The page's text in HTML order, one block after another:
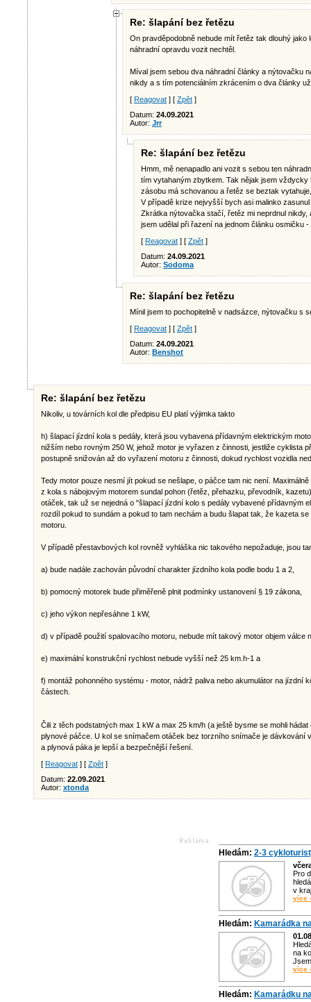
Re: šlapání bez řetězu
On pravděpodobně nebude mít řetěz tak dlouhý
náhradní opravdu vozit nechtěl.
Míval jsem sebou dva náhradní články a nýtovačku
nikdy a s tím potenciálním zkrácením o dva články
[ Reagovat ] [ Zpět ]
Datum: 24.09.2021
Autor: Jrr
Re: šlapání bez řetězu
Hmm, mě nenapadlo ani vozit s sebou ten
tím vytahaným zbytkem. Tak nějak jsem vždycky
zásobu má schovanou a řetěz se beztak
V případě krize nejvyšší bych asi malinko
Zkrátka nýtovačka stačí, řetěz mi neprdnul
jsem udělal při řazení na jednom článku osmičku
[ Reagovat ] [ Zpět ]
Datum: 24.09.2021
Autor: Sodoma
Re: šlapání bez řetězu
Mínil jsem to pochopitelně v nadsázce, nýtovačku s
[ Reagovat ] [ Zpět ]
Datum: 24.09.2021
Autor: Benshot
Re: šlapání bez řetězu
Nikoliv, u továrních kol dle předpisu EU platí výjimka takto
h) šlapací jízdní kola s pedály, která jsou vybavena přídavným elektrickým
nižším nebo rovným 250 W, jehož motor je vyřazen z činnosti, jestliže cyklista
postupně snižován až do vyřazení motoru z činnosti, dokud rychlost vozidla
Tedy motor pouze nesmí jít pokud se nešlape, o páčce tam nic není.
z kola s nábojovým motorem sundal pohon (řetěz, přehazku, převodník,
otáček, tak už se nejedná o "šlapací jízdní kolo s pedály vybavené přídavným
rozdíl pokud to sundám a pokud to tam nechám a budu šlapat tak, že kazeta
motoru.
V případě přestavbových kol rovněž vyhláška nic takového nepožaduje, jsou
a) bude nadále zachován původní charakter jízdního kola podle bodu 1 a 2,
b) pomocný motorek bude přiměřeně plnit podmínky ustanovení § 19 zákona,
c) jeho výkon nepřesáhne 1 kW,
d) v případě použití spalovacího motoru, nebude mít takový motor objem válce
e) maximální konstrukční rychlost nebude vyšší než 25 km.h-1 a
f) montáž pohonného systému - motor, nádrž paliva nebo akumulátor na jízdní
částech.
Čili z těch podstatných max 1 kW a max 25 km/h (a ještě bysme se mohli
plynové páčce. U kol se snímačem otáček bez torzního snímače je dávkování
a plynová páka je lepší a bezpečnější řešení.
[ Reagovat ] [ Zpět ]
Datum: 22.09.2021
Autor: xtonda
Hledám: 2-3
Pro
v
více
Hledám: Kamarádka
na
více
Hledám: Kamarádku